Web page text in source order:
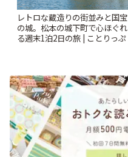
レトロな蔵造りの街並みと国宝
の城。松本の城下町で心ほぐれ
る週末1泊2日の旅 | ことりっぷ